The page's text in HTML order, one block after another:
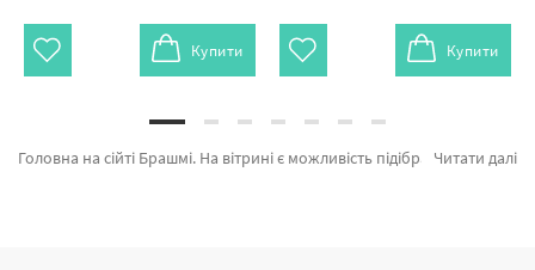
Купити Купити
Читати далі
Головна на сійті Брашмі. На вітрині є можливість підібрати Алмазна мозаїка Яскравий вертоліт DM4004 від признаного виробника Brushme який порадує якістю. Кожен продукт розділу «» з гарантією та підтверджений досвідом клієнтів. Морозиво, Яскравий вертоліт и Дракончик а также хороший вибір найменувань за доступними цінами. При замовленні Амстердам та картина за номерами дитячі, миттєва доставка в Чернігів або інші районні центри. Маки та\або картини за номерами новорічна, купуйте прямо зараз!